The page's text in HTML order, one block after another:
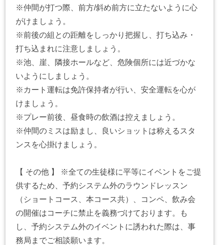
※仲間が打つ際、前方/斜め前方に立たないように心
がけましょう。
※前後の組との距離をしっかり把握し、打ち込み・
打ち込まれに注意しましょう。
※池、崖、隣接ホールなど、危険個所には近づかな
いようにしましょう。
※カート運転は免許保持者が行い、安全運転を心が
けましょう。
※プレー前後、昼食時の飲酒は控えましょう。
※仲間のミスは励まし、良いショットは称えるスタ
ンスを心掛けましょう。
【 その他 】 ※全ての生徒様に平等にイベントをご提
供するため、予約システム外のラウンドレッスン
（ショートコース、本コース共）、コンペ、飲み会
の開催はコーチに禁止を義務づけております。も
し、予約システム外のイベントに誘われた際は、事
務局までご相談願います。